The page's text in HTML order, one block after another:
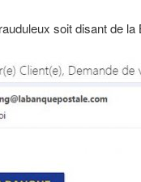
soit disant de la